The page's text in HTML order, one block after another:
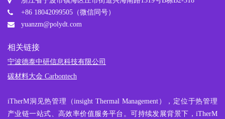
+86 18042099505（微信同号）
yuanzm@polydt.com
相关链接
宁波德泰中研信息科技有限公司
碳材料大会 Carbontech
iTherM洞见热管理
（insight Thermal Management），定位于热管理
产业链一站式、高效率价值服务平台。可持续发展背景下，iTherM